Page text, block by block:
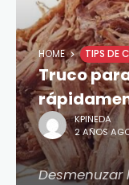
HOME TIPS DE
Truco
KPINEDA
2 AÑOS
Desmenuzar